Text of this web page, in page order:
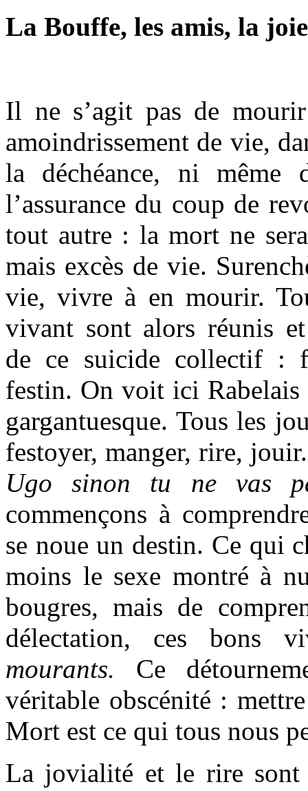
La Bouffe, les amis, la joie
Il ne s’agit pas de
amoindrissement de vie,
la déchéance, ni même
l’assurance du coup de
tout autre : la mort ne
mais excès de vie.
vie, vivre à en mourir.
vivant sont alors réunis
de ce suicide collectif :
festin. On voit ici Rabelais
gargantuesque. Tous les
festoyer, manger, rire,
Ugo sinon tu ne vas
commençons à
se noue un destin. Ce qui
moins le sexe montré à
bougres, mais de
délectation, ces bons
mourants. Ce
véritable obscénité :
Mort est ce qui tous nous
La jovialité et le rire sont